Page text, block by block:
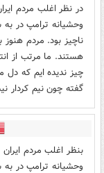
در نظر اغلب مردم
وحشيانه ترامپ در
ناچيز بود. مردم
هستند. ما مرتب از
چيز نديده ايم كه
گفته چون نيم كردار
بنظر اغلب مردم
وحشيانه ترامپ در